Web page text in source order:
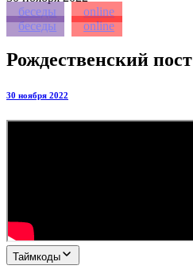
беседы
online
беседы
online
Рождественский пост
30 ноября 2022
Таймкоды